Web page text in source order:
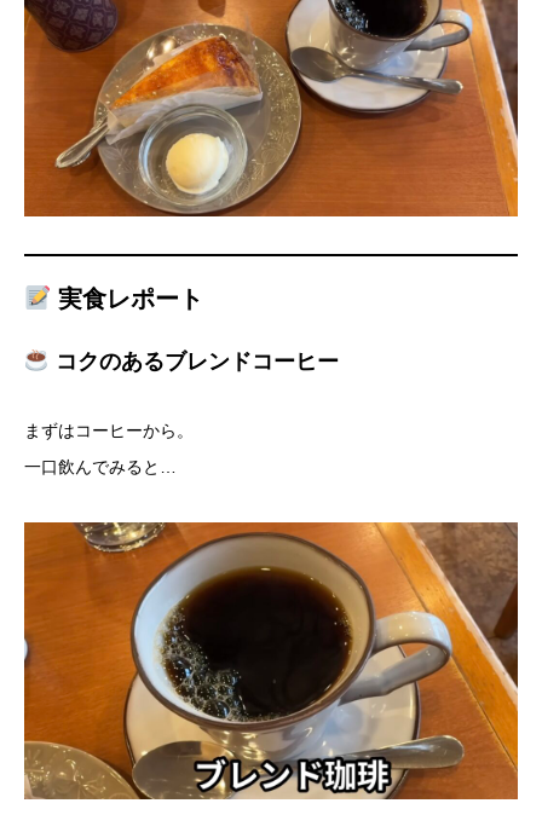
実食レポート
コクのあるブレンドコーヒー
まずはコーヒーから。
一口飲んでみると…